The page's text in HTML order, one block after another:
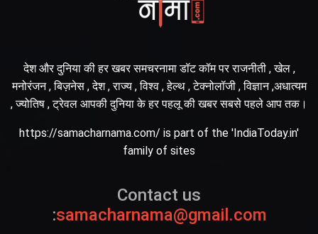
देश और दुनिया की हर खबर समचरनामा डॉट कॉम पर राजनीती , खेल ,
मनोरंजन , बिज़नेस , देश , राज्य , विश्व , हेल्थ , टेक्नोलॉजी , विज्ञान ,अधात्यम
, ज्योतिष , ट्रेवल आपकी दुनिया के हर पहलू की खबर सबसे पहले आप तक।
https://samacharnama.com/ is part of the 'IndiaToday.in'
family of sites
Contact us
:samacharnama@gmail.com